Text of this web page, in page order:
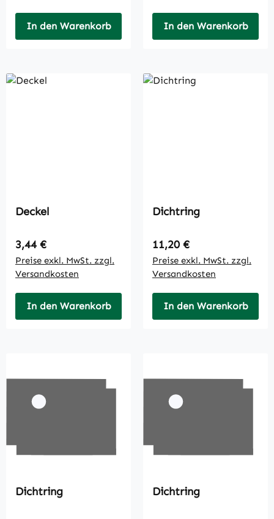
In den Warenkorb In den Warenkorb
Deckel
Regulärer Preis:
3,44 €
Preise exkl. MwSt. zzgl.
Versandkosten
In den Warenkorb
Dichtring
Regulärer Preis:
11,20 €
Preise exkl. MwSt. zzgl.
Versandkosten
In den Warenkorb
Dichtring Dichtring